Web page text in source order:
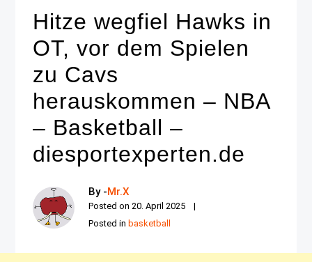
Hitze wegfiel Hawks in
OT, vor dem Spielen
zu Cavs
herauskommen – NBA
– Basketball –
diesportexperten.de
By -Mr.X
Posted on 20. April 2025
Posted in basketball